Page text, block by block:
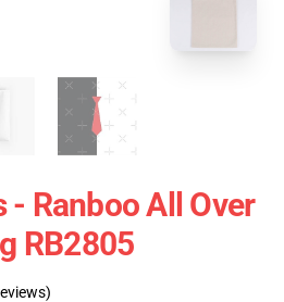
- Ranboo All Over
RB2805